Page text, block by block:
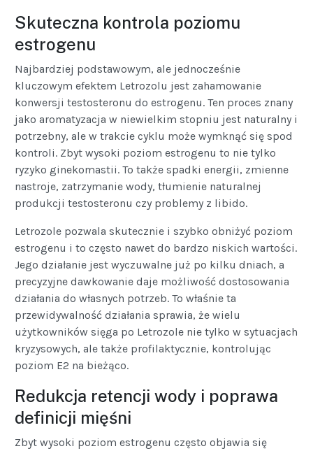
Skuteczna kontrola poziomu
estrogenu
Najbardziej podstawowym, ale jednocześnie
kluczowym efektem Letrozolu jest zahamowanie
konwersji testosteronu do estrogenu. Ten proces znany
jako aromatyzacja w niewielkim stopniu jest naturalny i
potrzebny, ale w trakcie cyklu może wymknąć się spod
kontroli. Zbyt wysoki poziom estrogenu to nie tylko
ryzyko ginekomastii. To także spadki energii, zmienne
nastroje, zatrzymanie wody, tłumienie naturalnej
produkcji testosteronu czy problemy z libido.
Letrozole pozwala skutecznie i szybko obniżyć poziom
estrogenu i to często nawet do bardzo niskich wartości.
Jego działanie jest wyczuwalne już po kilku dniach, a
precyzyjne dawkowanie daje możliwość dostosowania
działania do własnych potrzeb. To właśnie ta
przewidywalność działania sprawia, że wielu
użytkowników sięga po Letrozole nie tylko w sytuacjach
kryzysowych, ale także profilaktycznie, kontrolując
poziom E2 na bieżąco.
Redukcja retencji wody i poprawa
definicji mięśni
Zbyt wysoki poziom estrogenu często objawia się